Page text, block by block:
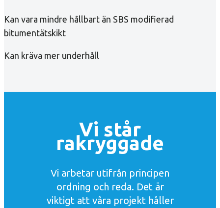
Kan vara mindre hållbart än SBS modifierad
bitumentätskikt
Kan kräva mer underhåll
Vi står
rakryggade
Vi arbetar utifrån principen
ordning och reda. Det är
viktigt att våra projekt håller